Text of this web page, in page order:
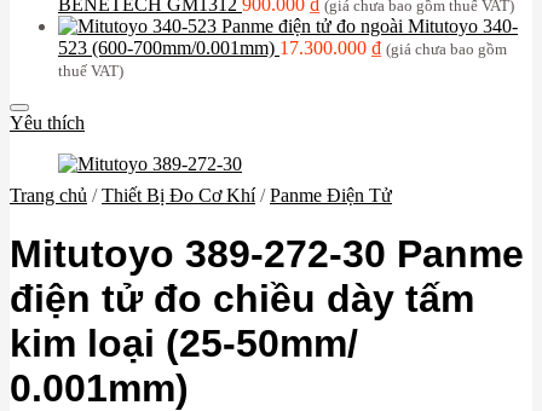
(giá chưa bao gồm thuế VAT)
Panme điện tử đo ngoài Mitutoyo 340-
523 (600-700mm/0.001mm) 17.300.000 ₫ (giá chưa bao gồm
thuế VAT)
Yêu thích
Trang chủ / Thiết Bị Đo Cơ Khí / Panme Điện Tử
Mitutoyo 389-272-30 Panme
điện tử đo chiều dày tấm
kim loại (25-50mm/
0.001mm)